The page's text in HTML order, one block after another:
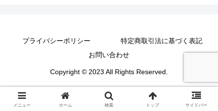
プライバシーポリシー
特定商取引法に基づく表記
お問い合わせ
Copyright © 2023 All Rights Reserved.
メニュー ホーム 検索 トップ サイドバー